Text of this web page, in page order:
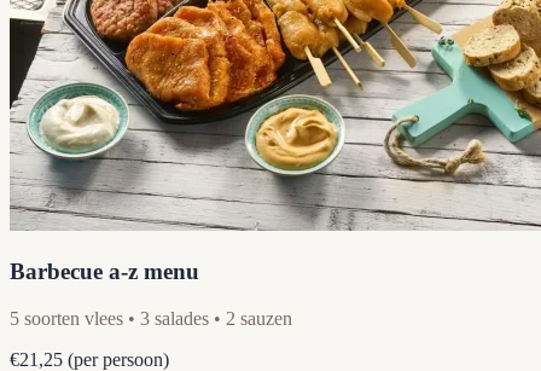
Barbecue a-z menu
5 soorten vlees • 3 salades • 2 sauzen
€21,25 (per persoon)